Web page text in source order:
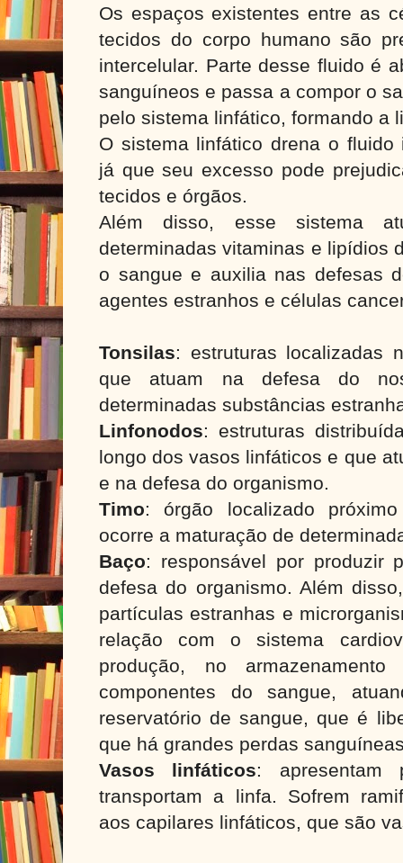
Os espaços existentes entre as
tecidos do corpo humano são
intercelular. Parte desse fluido é
sanguíneos e passa a compor o
pelo sistema linfático, formando a
O sistema linfático drena o fluido
já que seu excesso pode
tecidos e órgãos.
Além disso, esse sistema
determinadas vitaminas e lipídios
o sangue e auxilia nas defesas
agentes estranhos e células
Tonsilas: estruturas localizadas
que atuam na defesa do
determinadas substâncias
Linfonodos: estruturas
longo dos vasos linfáticos e que
e na defesa do organismo.
Timo: órgão localizado
ocorre a maturação de
Baço: responsável por produzir
defesa do organismo. Além
partículas estranhas e
relação com o sistema
produção, no
componentes do sangue,
reservatório de sangue, que é
que há grandes perdas
Vasos linfáticos: apresentam
transportam a linfa. Sofrem
aos capilares linfáticos, que são